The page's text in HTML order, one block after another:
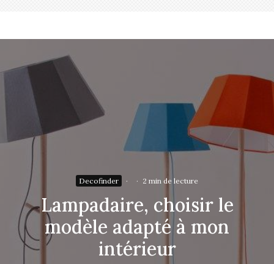
Decofinder · · 2 min de lecture
Lampadaire, choisir le
modèle adapté à mon
intérieur